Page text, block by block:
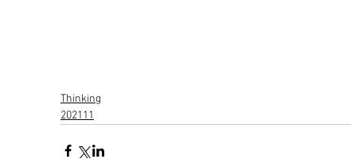
Thinking
202111